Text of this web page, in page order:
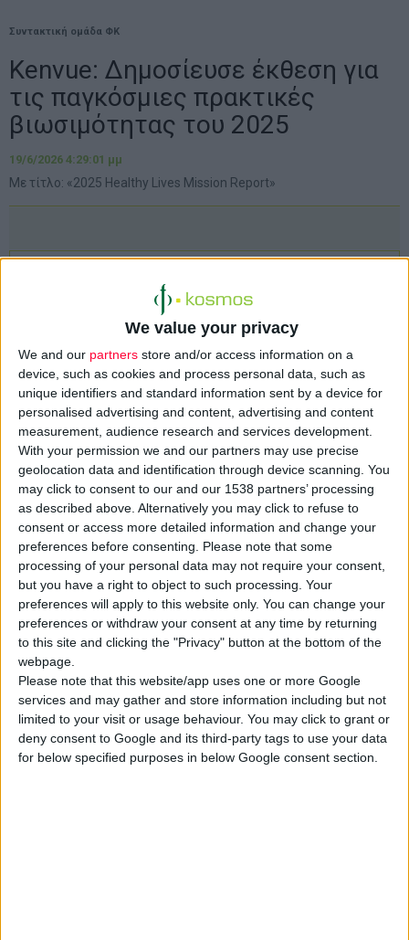
We value your privacy
We and our partners store and/or access information on a
device, such as cookies and process personal data, such as
unique identifiers and standard information sent by a device for
personalised advertising and content, advertising and content
measurement, audience research and services development.
With your permission we and our partners may use precise
geolocation data and identification through device scanning. You
may click to consent to our and our 1538 partners’ processing
as described above. Alternatively you may click to refuse to
consent or access more detailed information and change your
preferences before consenting. Please note that some
processing of your personal data may not require your consent,
but you have a right to object to such processing. Your
preferences will apply to this website only. You can change your
preferences or withdraw your consent at any time by returning
to this site and clicking the "Privacy" button at the bottom of the
webpage.
Please note that this website/app uses one or more Google
services and may gather and store information including but not
limited to your visit or usage behaviour. You may click to grant or
deny consent to Google and its third-party tags to use your data
for below specified purposes in below Google consent section.
Συντακτική ομάδα ΦΚ
Kenvue: Δημοσίευσε έκθεση για
τις παγκόσμιες πρακτικές
βιωσιμότητας του 2025
19/6/2026 4:29:01 μμ
Με τίτλο: «2025 Healthy Lives Mission Report»
ΗKenvueδημοσίευσε την έκθεση : «2025Healthy Lives Mission
», στην οποία παρουσιάζει την παγκόσμια στρατηγική
της για τηβιωσιμότητα.
Μέσω στοχευμένων προσπαθειών και δράσεων στην
προϊοντική καινοτομία, στις λύσεις συσκευασίας και στη
διαχείριση της δημόσιας υγείας και του περιβάλλοντος, η
εταιρεία μεταξύ άλλων:
• πέτυχε μείωση εκπομπώναερίωνκατά 41% • χρησιμοποιεί
ανανεώσιμες πηγές
ενέργειας
για το 76% της
ηλεκτροδότησής της παγκοσμίως
• μείωσε τη χρήση πλαστικού κατά 33%